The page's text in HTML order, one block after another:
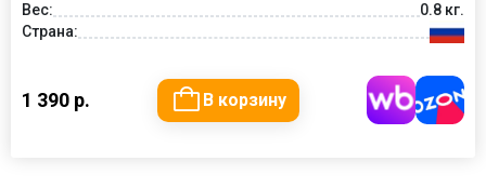
Вес:
0.8 кг.
Страна:
1 390 р. В корзину